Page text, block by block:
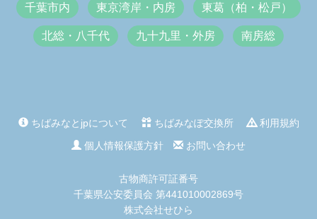
千葉市内 東京湾岸・内房 東葛（柏・松戸）
北総・八千代 九十九里・外房 南房総
ちばみなとjpについて ちばみなぽ交換所
利用規約
個人情報保護方針
お問い合わせ
古物商許可証番号
千葉県公安委員会 第441010002869号
株式会社せひら